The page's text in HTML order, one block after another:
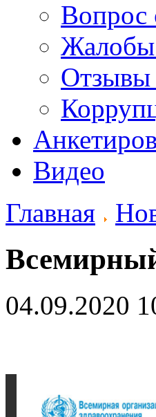
Вопрос
Жалобы
Отзывы
Видео
Главная
04.09.2020